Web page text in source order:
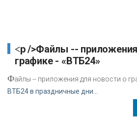
<p />Файлы -- приложения для новости о
графике - «ВТБ24»
Файлы -- приложения для новости о
ВТБ24 в праздничные дни...